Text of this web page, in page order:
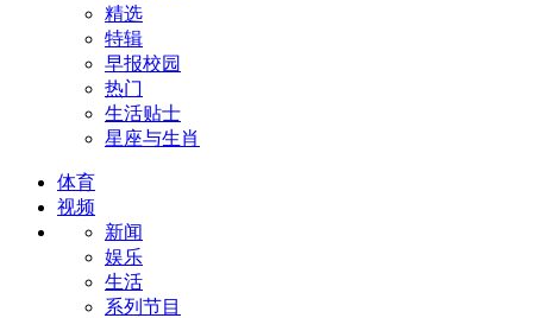
精选
特辑
早报校园
热门
生活贴士
星座与生肖
体育
视频
新闻
娱乐
生活
系列节目